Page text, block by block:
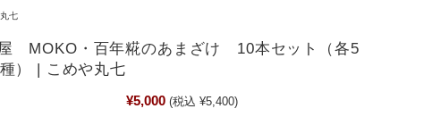
七
MOKO・百年糀のあまざけ 10本セット（各5
） | こめや丸七
¥5,000 (税込 ¥5,400)